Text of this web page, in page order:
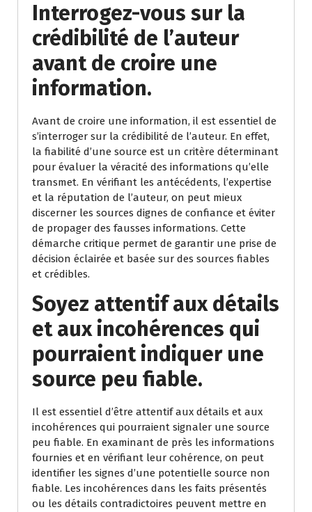
Interrogez-vous sur la
crédibilité de l’auteur
avant de croire une
information.
Avant de croire une information, il est essentiel de
s’interroger sur la crédibilité de l’auteur. En effet,
la fiabilité d’une source est un critère déterminant
pour évaluer la véracité des informations qu’elle
transmet. En vérifiant les antécédents, l’expertise
et la réputation de l’auteur, on peut mieux
discerner les sources dignes de confiance et éviter
de propager des fausses informations. Cette
démarche critique permet de garantir une prise de
décision éclairée et basée sur des sources fiables
et crédibles.
Soyez attentif aux détails
et aux incohérences qui
pourraient indiquer une
source peu fiable.
Il est essentiel d’être attentif aux détails et aux
incohérences qui pourraient signaler une source
peu fiable. En examinant de près les informations
fournies et en vérifiant leur cohérence, on peut
identifier les signes d’une potentielle source non
fiable. Les incohérences dans les faits présentés
ou les détails contradictoires peuvent mettre en